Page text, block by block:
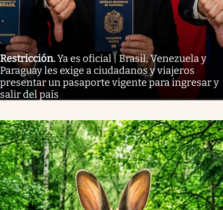
Restricción.Ya es oficial | Brasil, Venezuela y
Paraguay les exige a ciudadanos y viajeros
presentar un pasaporte vigente para ingresar y
salir del país